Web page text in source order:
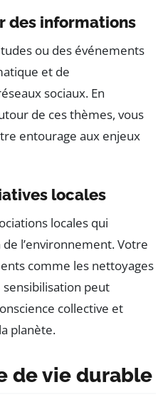
des informations
ou des événements
et de
sociaux. En
de ces thèmes, vous
entourage aux enjeux
locales
locales qui
l’environnement. Votre
comme les nettoyages
sensibilisation peut
collective et
planète.
de vie durable